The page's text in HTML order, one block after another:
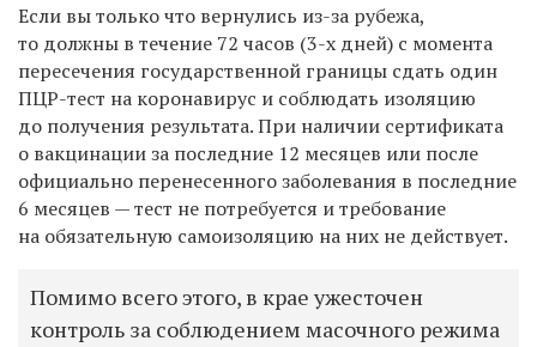
Если вы только что вернулись из-за рубежа,
то должны в течение 72 часов (3-х дней) с момента
пересечения государственной границы сдать один
ПЦР-тест на коронавирус и соблюдать изоляцию
до получения результата. При наличии сертификата
о вакцинации за последние 12 месяцев или после
официально перенесенного заболевания в последние
6 месяцев — тест не потребуется и требование
на обязательную самоизоляцию на них не действует.
Помимо всего этого, в крае ужесточен
контроль за соблюдением масочного режима